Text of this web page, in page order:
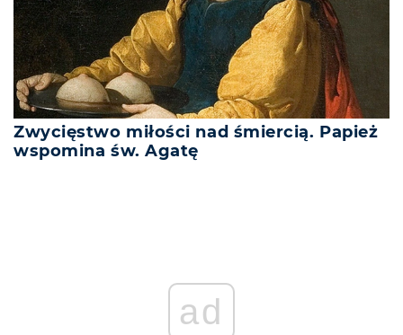
Zwycięstwo miłości nad śmiercią. Papież
wspomina św. Agatę